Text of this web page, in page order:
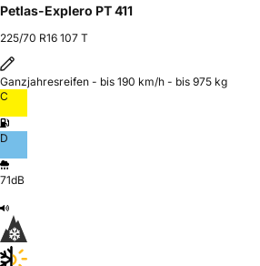
Petlas-Explero PT 411
225/70 R16 107 T
Ganzjahresreifen - bis 190 km/h - bis 975 kg
C
D
71dB